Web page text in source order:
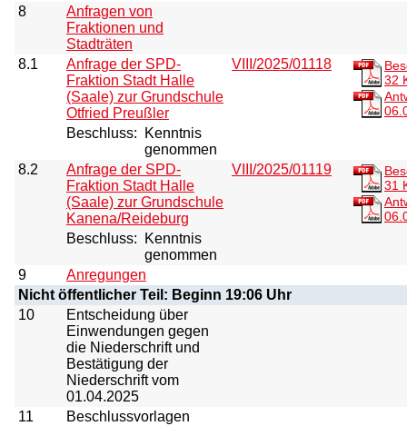
8
Anfragen von
Fraktionen und
Stadträten
8.1
Anfrage der SPD-
Fraktion Stadt Halle
(Saale) zur Grundschule
Otfried Preußler
VIII/2025/01118
32
Beschluss:
Kenntnis
genommen
8.2
Anfrage der SPD-
Fraktion Stadt Halle
(Saale) zur Grundschule
Kanena/Reideburg
VIII/2025/01119
31
Beschluss:
Kenntnis
genommen
9
Anregungen
Nicht öffentlicher Teil: Beginn 19:06 Uhr
10
Entscheidung über
Einwendungen gegen
die Niederschrift und
Bestätigung der
Niederschrift vom
01.04.2025
11
Beschlussvorlagen